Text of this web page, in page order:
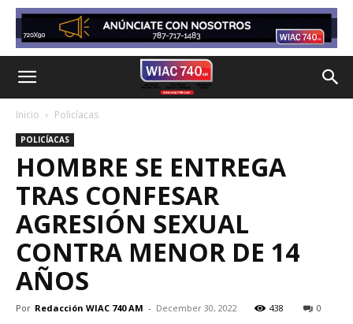
Inicio Policíacas
POLICÍACAS
HOMBRE SE ENTREGA
TRAS CONFESAR
AGRESIÓN SEXUAL
CONTRA MENOR DE 14
AÑOS
Por Redacción WIAC 740 AM - December 30, 2022 438 0